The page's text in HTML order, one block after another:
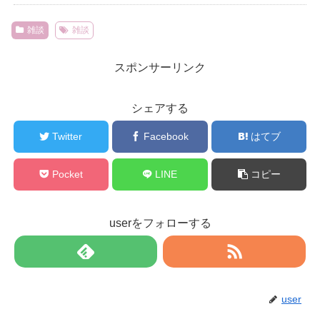
雑談 雑談
スポンサーリンク
シェアする
Twitter Facebook はてブ
Pocket LINE コピー
userをフォローする
user